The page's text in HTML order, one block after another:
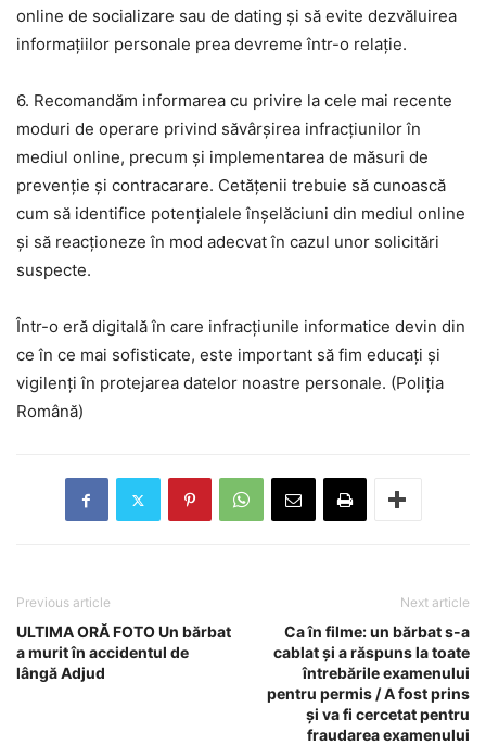
online de socializare sau de dating și să evite dezvăluirea
informațiilor personale prea devreme într-o relație.
6. Recomandăm informarea cu privire la cele mai recente
moduri de operare privind săvârșirea infracțiunilor în
mediul online, precum și implementarea de măsuri de
prevenție și contracarare. Cetățenii trebuie să cunoască
cum să identifice potențialele înșelăciuni din mediul online
și să reacționeze în mod adecvat în cazul unor solicitări
suspecte.
Într-o eră digitală în care infracțiunile informatice devin din
ce în ce mai sofisticate, este important să fim educați și
vigilenți în protejarea datelor noastre personale. (Poliția
Română)
Previous article
ULTIMA ORĂ FOTO Un bărbat
a murit în accidentul de
lângă Adjud
Next article
Ca în filme: un bărbat s-a
cablat și a răspuns la toate
întrebările examenului
pentru permis / A fost prins
și va fi cercetat pentru
fraudarea examenului